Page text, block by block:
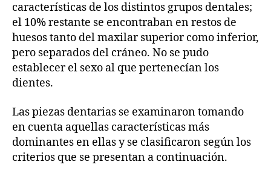
características de los distintos grupos dentales;
el 10% restante se encontraban en restos de
huesos tanto del maxilar superior como inferior,
pero separados del cráneo. No se pudo
establecer el sexo al que pertenecían los
dientes.
Las piezas dentarias se examinaron tomando
en cuenta aquellas características más
dominantes en ellas y se clasificaron según los
criterios que se presentan a continuación.